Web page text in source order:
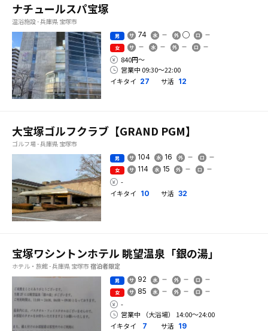
ナチュールスパ宝塚
温浴施設 - 兵庫県 宝塚市
男 74
女
840円〜
営業中 09:30〜22:00
イキタイ 27 サ活 12
大宝塚ゴルフクラブ【GRAND PGM】
ゴルフ場 - 兵庫県 宝塚市
男 104 16
女 114 15
-
イキタイ 10 サ活 32
宝塚ワシントンホテル 眺望温泉「銀の湯」
ホテル・旅館 - 兵庫県 宝塚市 宿泊者限定
男 92
女 85
-
営業中 （大浴場） 14:00〜24:00
イキタイ
7 サ活 19